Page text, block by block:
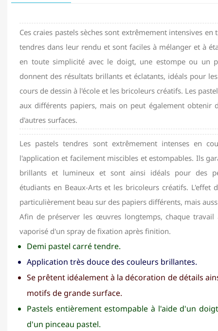
Ces craies pastels sèches sont extrêmement intensives en
tendres dans leur rendu et sont faciles à mélanger et à
en toute simplicité avec le doigt, une estompe ou un
donnent des résultats brillants et éclatants, idéals pour
cours de dessin à l'école et les bricoleurs créatifs. Les
aux différents papiers, mais on peut également obtenir
d'autres surfaces.
Les pastels tendres sont extrêmement intenses en
l'application et facilement miscibles et estompables. Ils
brillants et lumineux et sont ainsi idéals pour des
étudiants en Beaux-Arts et les bricoleurs créatifs. L'effet
particulièrement beau sur des papiers différents, mais
Afin de préserver les œuvres longtemps, chaque travail
vaporisé d'un spray de fixation après finition.
Demi pastel carré tendre.
Application très douce des couleurs brillantes.
Se prêtent idéalement à la décoration de détails
motifs de grande surface.
Pastels entièrement estompable à l'aide d'un
d'un pinceau pastel.